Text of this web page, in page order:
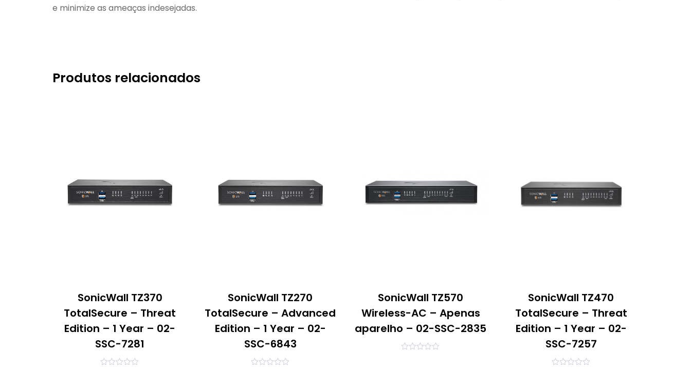
e minimize as ameaças indesejadas.
Produtos relacionados
SonicWall TZ370
TotalSecure – Threat
Edition – 1 Year – 02-
SSC-7281
SonicWall TZ270
TotalSecure – Advanced
Edition – 1 Year – 02-
SSC-6843
SonicWall TZ570
Wireless-AC – Apenas
aparelho – 02-SSC-2835
SonicWall TZ470
TotalSecure – Threat
Edition – 1 Year – 02-
SSC-7257